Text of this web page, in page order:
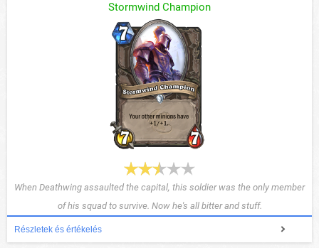
Stormwind Champion
When Deathwing assaulted the capital, this soldier was the only member
of his squad to survive. Now he's all bitter and stuff.
Részletek és értékelés